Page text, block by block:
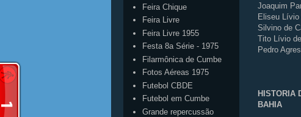
Joaquim
Eliseu Lívio
Silvino de
Tito Lívio
Pedro
HISTORIA
BAHIA
Feira Chique
Feira Livre
Feira Livre 1955
Festa 8a Série - 1975
Filarmônica de Cumbe
Fotos Aéreas 1975
Futebol CBDE
Futebol em Cumbe
Grande repercussão